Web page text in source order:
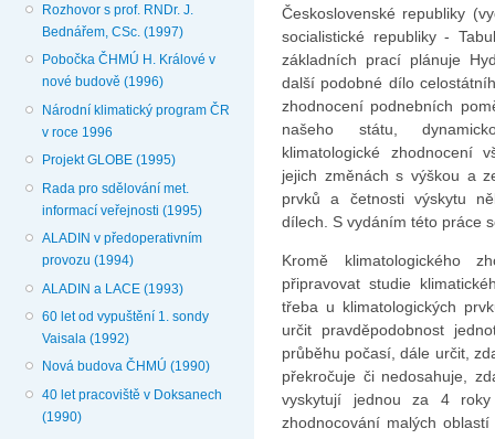
Rozhovor s prof. RNDr. J.
Bednářem, CSc. (1997)
Pobočka ČHMÚ H. Králové v
nové budově (1996)
Národní klimatický program ČR
v roce 1996
Projekt GLOBE (1995)
Rada pro sdělování met.
informací veřejnosti (1995)
ALADIN v předoperativním
provozu (1994)
ALADIN a LACE (1993)
60 let od vypuštění 1. sondy
Vaisala (1992)
Nová budova ČHMÚ (1990)
40 let pracoviště v Doksanech
(1990)
Československé republiky
socialistické republiky -
základních prací plánuje
další podobné dílo
zhodnocení podnebních
na­šeho státu,
klimatologické zhodnocení
jejich změnách s výškou a
prvků a četnosti výskytu
dílech. S vydáním této práce
Kromě klimatologického
připravovat studie
třeba u klimatologických
určit pravděpodobnost
průběhu počasí, dále určit,
překročuje či nedosahuje,
vyskytují jednou za 4
zhodnocování malých